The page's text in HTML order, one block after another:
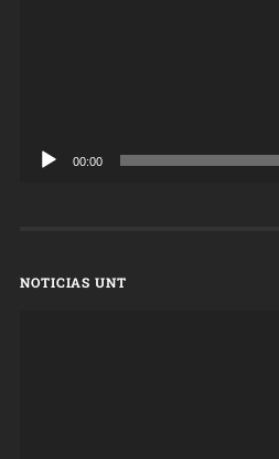
00:00
NOTICIAS UNT